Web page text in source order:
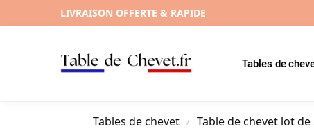
LIVRAISON OFFERTE & RAPIDE
Tables de
Tables de chevet / Table de chevet lot de